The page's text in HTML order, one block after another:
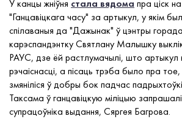
У канцы жніўня стала вядома пра ціск
"Ганцавіцкага часу" за артыкул, у якім
спілаваныя да "Дажынак" ў цэнтры
карэспандэнтку Святлану Малышку
РАУС, дзе ёй растлумачылі, што
рэчаіснасці, а пісаць трэба было пра тое,
змяніліся ў добры бок падчас
Таксама ў ганцавіцкую міліцыю запрашалі
супрацоўніка выдання, Сяргея Багрова.